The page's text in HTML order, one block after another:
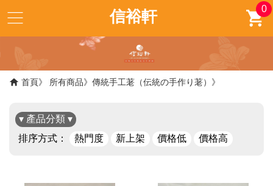
信裕軒 0
首頁 所有商品 傳統手工荖（伝統の手作り荖）
▾ 產品分類 ▾
排序方式：
熱門度 新上架 價格低 價格高